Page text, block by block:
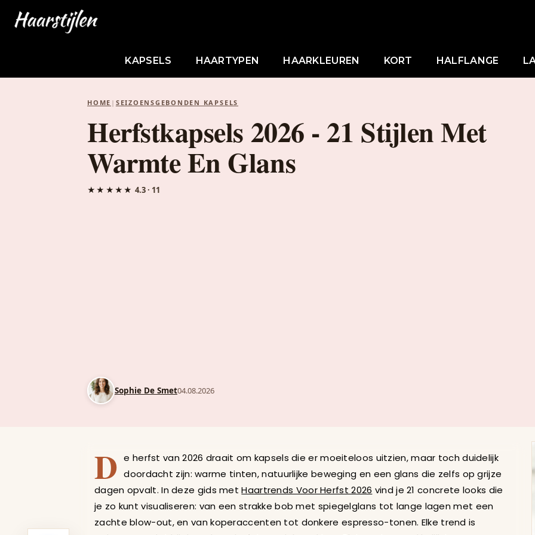
KAPSELS HAARTYPEN HAARKLEUREN KORT HALFLANGE
HOME | SEIZOENSGEBONDEN KAPSELS
Herfstkapsels 2026 - 21 Stijlen Met
Warmte En Glans
★★★★★ 4.3 · 11
Sophie De Smet04.08.2026
Herfstkapsels 2026 - 21 Stijlen Met
D e herfst van 2026 draait om kapsels die er moeiteloos uitzien, maar toch duidelijk
doordacht zijn: warme tinten, natuurlijke beweging en een glans die zelfs op grijze
dagen opvalt. In deze gids metHaartrends Voor Herfst 2026 vind je 21 concrete looks die
je zo kunt visualiseren: van een strakke bob met spiegelglans tot lange lagen met een
zachte blow-out, en van koperaccenten tot donkere espresso-tonen. Elke trend is